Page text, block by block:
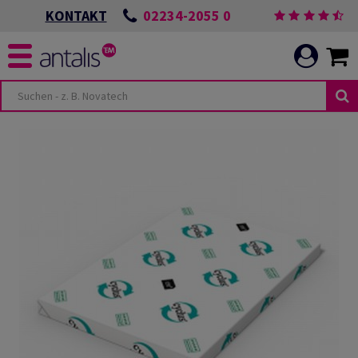
KONTAKT 02234-2055 0